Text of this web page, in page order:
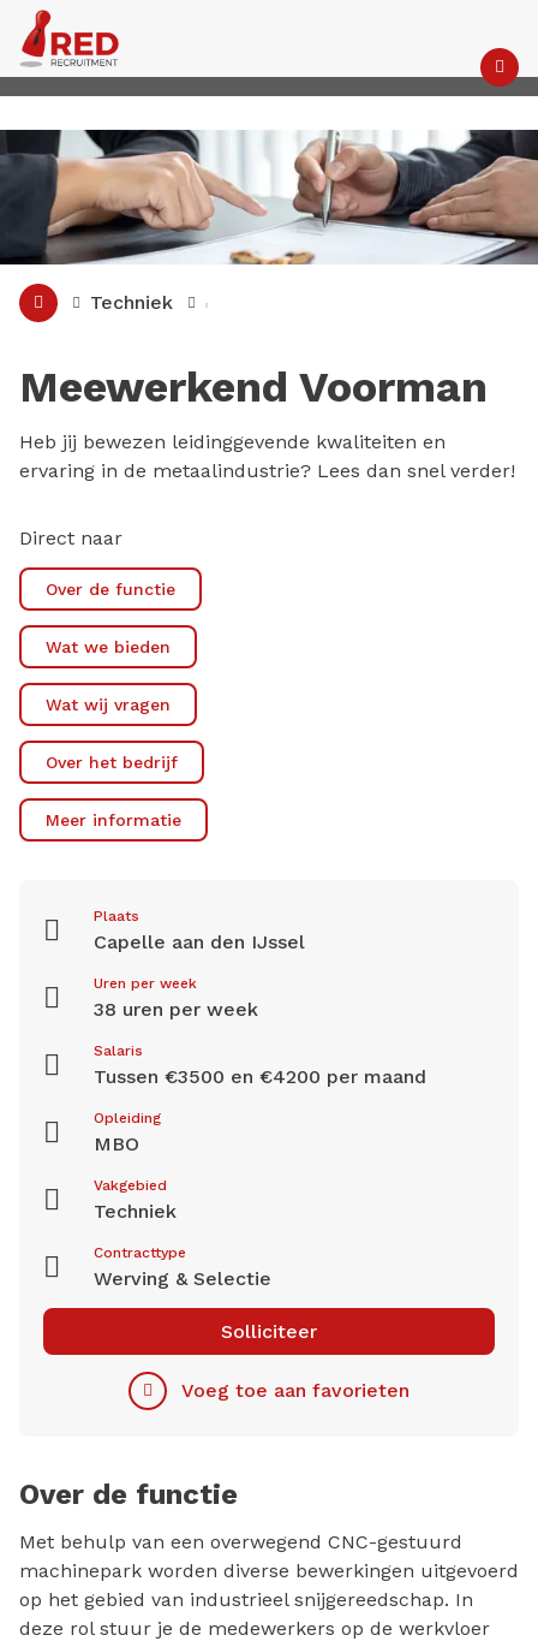
Techniek
Meewerkend Voorman
Heb jij bewezen leidinggevende kwaliteiten en
ervaring in de metaalindustrie? Lees dan snel verder!
Direct naar
Over de functie
Wat we bieden
Wat wij vragen
Over het bedrijf
Meer informatie
Plaats
Capelle aan den IJssel
Uren per week
38 uren per week
Salaris
Tussen €3500 en €4200 per maand
Opleiding
MBO
Vakgebied
Techniek
Contracttype
Werving & Selectie
Solliciteer
Voeg toe aan favorieten
Over de functie
Met behulp van een overwegend CNC-gestuurd
machinepark worden diverse bewerkingen uitgevoerd
op het gebied van industrieel snijgereedschap. In
deze rol stuur je de medewerkers op de werkvloer